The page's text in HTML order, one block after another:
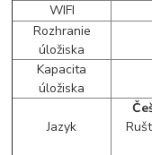
WIFI
Rozhranie
úložiska
Kapacita
úložiska
Jazyk